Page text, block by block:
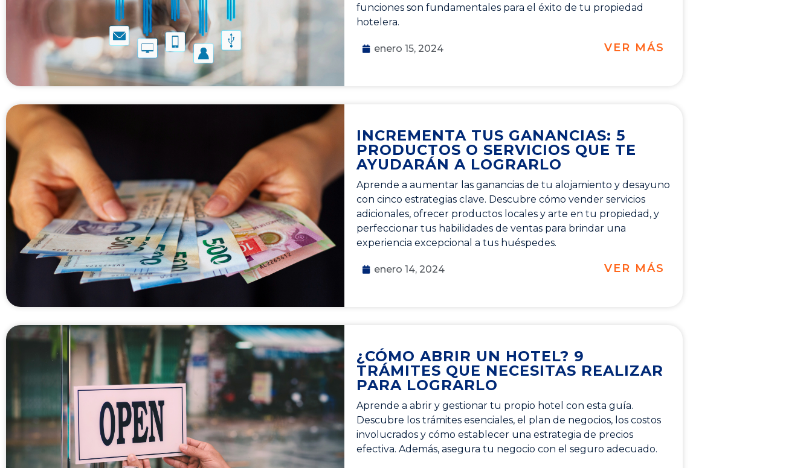
funciones son fundamentales para el éxito de tu propiedad
hotelera.
enero 15, 2024 VER MÁS
INCREMENTA TUS GANANCIAS: 5
PRODUCTOS O SERVICIOS QUE TE
AYUDARÁN A LOGRARLO
Aprende a aumentar las ganancias de tu alojamiento y desayuno
con cinco estrategias clave. Descubre cómo vender servicios
adicionales, ofrecer productos locales y arte en tu propiedad, y
perfeccionar tus habilidades de ventas para brindar una
experiencia excepcional a tus huéspedes.
enero 14, 2024 VER MÁS
¿CÓMO ABRIR UN HOTEL? 9
TRÁMITES QUE NECESITAS REALIZAR
PARA LOGRARLO
Aprende a abrir y gestionar tu propio hotel con esta guía.
Descubre los trámites esenciales, el plan de negocios, los costos
involucrados y cómo establecer una estrategia de precios
efectiva. Además, asegura tu negocio con el seguro adecuado.